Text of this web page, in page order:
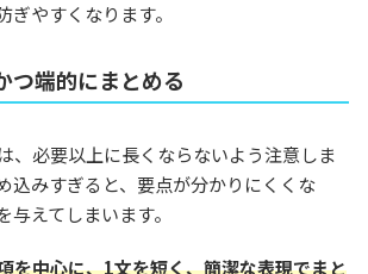
ぎやすくなります。
つ端的にまとめる
、必要以上に長くならないよう注意しま
込みすぎると、要点が分かりにくくな
与えてしまいます。
を中心に、1文を短く、簡潔な表現でまと